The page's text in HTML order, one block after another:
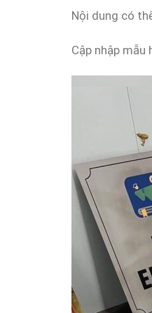
Nội dung có
Cập nhập